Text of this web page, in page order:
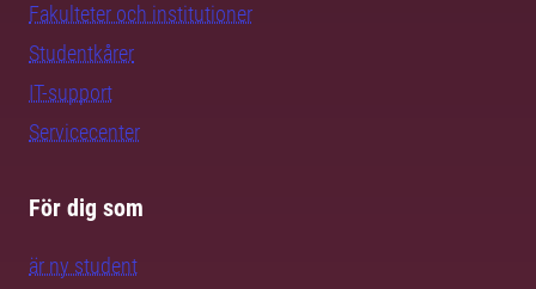
Fakulteter och institutioner
Studentkårer
IT-support
Servicecenter
För dig som
är ny student